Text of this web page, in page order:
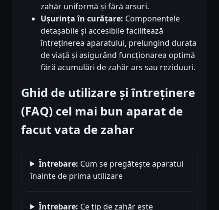
zahăr uniformă și fără arsuri.
Ușurința în curățare: Componentele
detașabile și accesibile facilitează
întreținerea aparatului, prelungind durata
de viață și asigurând funcționarea optimă
fără acumulări de zahăr ars sau reziduuri.
Ghid de utilizare și întreținere
(FAQ) cel mai bun aparat de
facut vata de zahar
Întrebare: Cum se pregătește aparatul
înainte de prima utilizare
Întrebare: Ce tip de zahăr este